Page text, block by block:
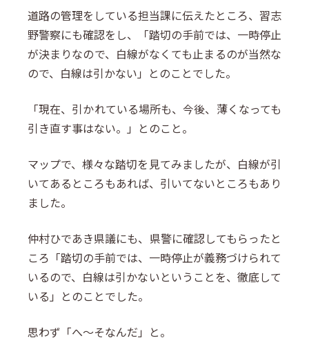
道路の管理をしている担当課に伝えたところ、習志
野警察にも確認をし、「踏切の手前では、一時停止
が決まりなので、白線がなくても止まるのが当然な
ので、白線は引かない」とのことでした。
「現在、引かれている場所も、今後、薄くなっても
引き直す事はない。」とのこと。
マップで、様々な踏切を見てみましたが、白線が引
いてあるところもあれば、引いてないところもあり
ました。
仲村ひであき県議にも、県警に確認してもらったと
ころ「踏切の手前では、一時停止が義務づけられて
いるので、白線は引かないということを、徹底して
いる」とのことでした。
思わず「へ～そなんだ」と。